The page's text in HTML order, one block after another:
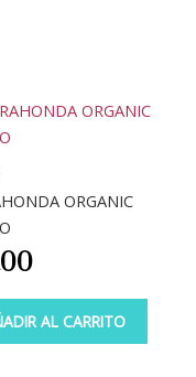
ORGANIC
AL CARRITO